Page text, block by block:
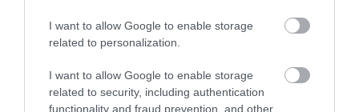
I want to allow Google to enable storage
related to personalization.
I want to allow Google to enable storage
related to security, including authentication
functionality and fraud prevention, and other
kormányzati ha...
TOVÁBB...
1 … 95 96 97 98 99 100